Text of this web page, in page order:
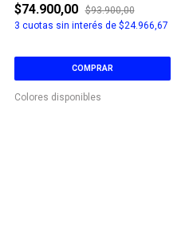
$74.900,00
$93.900,00
3 cuotas sin interés de $24.966,67
COMPRAR
Colores disponibles